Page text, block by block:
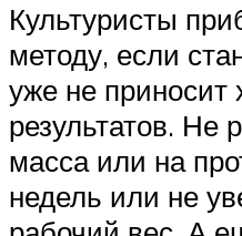
Культуристы
методу, если
уже не приносит
результатов. Не
масса или на
недель или не